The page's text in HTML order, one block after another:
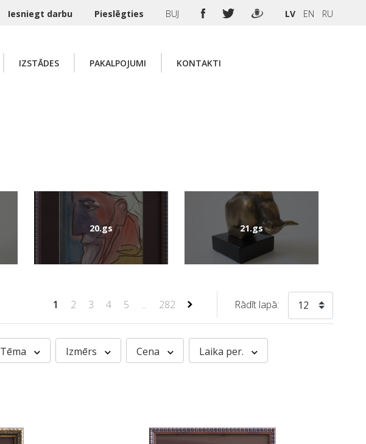
Iesniegt darbu Pieslēgties BUJ LV EN RU
IZSTĀDES PAKALPOJUMI KONTAKTI
20.gs 21.gs
1 2 3 4 5 ... 282 Rādīt lapā: 12
Tēma Izmērs Cena Laika per.